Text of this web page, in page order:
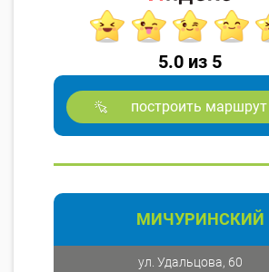
5.0 из 5
построить маршрут
МИЧУРИНСКИЙ
ул. Удальцова, 60